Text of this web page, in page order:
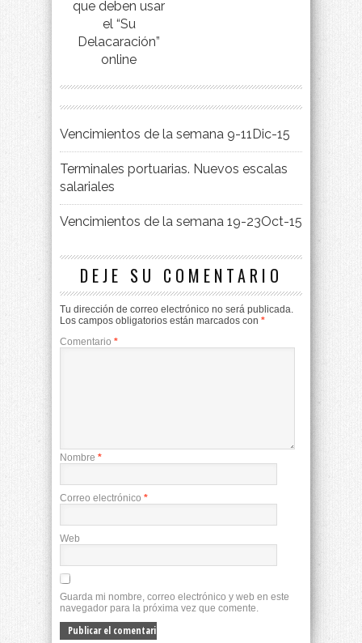
que deben usar
el “Su
Delacaración”
online
Vencimientos de la semana 9-11Dic-15
Terminales portuarias. Nuevos escalas
salariales
Vencimientos de la semana 19-23Oct-15
DEJE SU COMENTARIO
Tu dirección de correo electrónico no será publicada.
Los campos obligatorios están marcados con *
Comentario *
Nombre *
Correo electrónico *
Web
Guarda mi nombre, correo electrónico y web en este
navegador para la próxima vez que comente.